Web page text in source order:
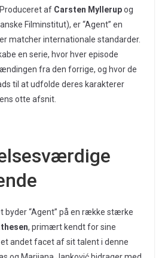
af Carsten Myllerupog
Filminstitut), er “Agent” en
matcher internationale standarder.
en serie, hvor hver episode
fra den forrige, og hvor de
til at udfolde deres karakterer
otte afsnit.
byder “Agent” på en række stærke
, primært kendt for sine
andet facet af sit talent i denne